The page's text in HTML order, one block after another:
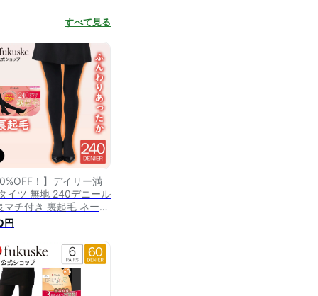
すべて見る
！】デイリー満
イツ 無地 240デニール
マチ付き 裏起毛 ネーム
つま先スルー 裏起毛仕
サイクルポリウレタン
(790-4321)
円